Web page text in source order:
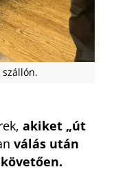
akiket „út
válás után